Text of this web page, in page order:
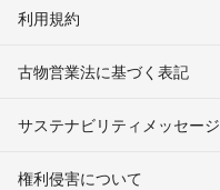
利用規約
古物営業法に基づく表記
サステナビリティメッセージ
権利侵害について